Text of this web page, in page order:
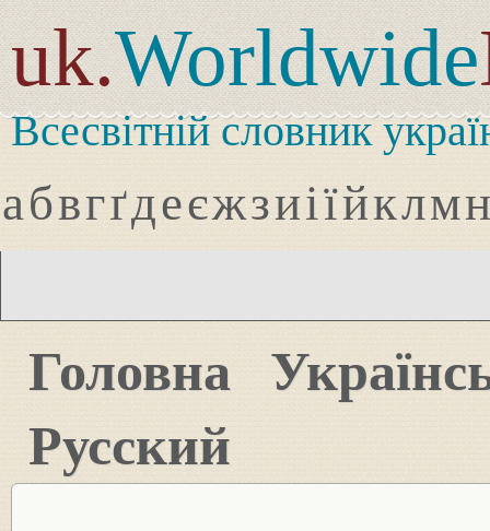
uk.Worldwide
Всесвітній словник
абвгґдеєжзиіїйклмн
Головна
Русский